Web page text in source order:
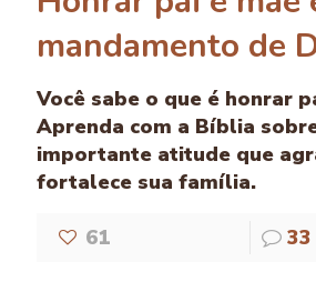
mandamento de
Você sabe o que é honrar
Aprenda com a Bíblia
importante atitude que
fortalece sua família.
61 33